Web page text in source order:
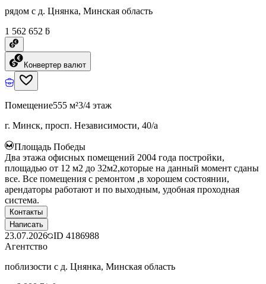
рядом с д. Цнянка, Минская область
1 562 652 ƃ
Конвертер валют
Помещение555 м²3/4 этаж
г. Минск, просп. Независимости, 40/а
Площадь Победы
Два этажа офисных помещений 2004 года постройки,
площадью от 12 м2 до 32м2,которые на данный момент сданы
все. Все помещения с ремонтом ,в хорошем состоянии,
арендаторы работают и по выходным, удобная проходная
система.
Контакты
Написать
23.07.2026 ID 4186988
Агентство
поблизости с д. Цнянка, Минская область